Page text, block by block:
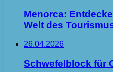
Menorca:
Welt des
26.04.2026
Schwefelblock für